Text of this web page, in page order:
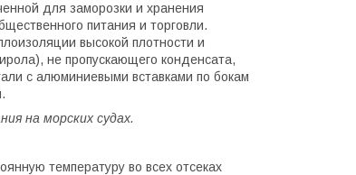
для заморозки и хранения
питания и торговли.
высокой плотности и
не пропускающего конденсата,
с алюминиевыми вставками по бокам
на морских судах.
температуру во всех отсеках